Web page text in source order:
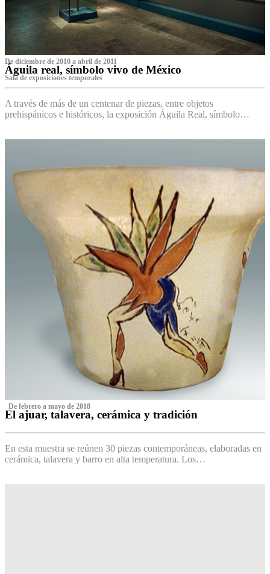
De diciembre de 2010 a abril de 2011
Águila real, símbolo vivo de México
Sala de exposiciones temporales
A través de más de un centenar de piezas, entre objetos
prehispánicos e históricos, la exposición Águila Real, símbolo…
‌ De febrero a mayo de 2018
El ajuar, talavera, cerámica y tradición
En esta muestra se reúnen 30 piezas contemporáneas, elaboradas en
cerámica, talavera y barro en alta temperatura. Los…